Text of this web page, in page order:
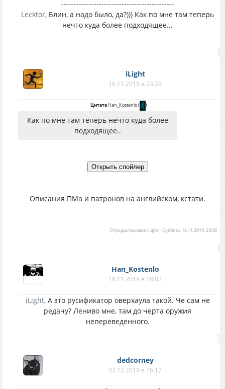
---------------------------------------------
Lecktor, Блин, а надо было, да?))) Как по мне там теперь
нечто куда более подходящее...
iLight
16.11.2019 в 23:29
ЦитатаHan_Kostenlo( )
Как по мне там теперь нечто куда более
подходящее..
Описания ПМа и патронов на английском, кстати.
Отредактировал iLight-Суббота, 16.11.2019, 23:38
Han_Kostenlo
18.11.2019 в 18:03
iLight, А это русификатор оверхаула такой. Че сам не
редачу? Лениво мне, там до черта оружия
непереведенного.
dedcorney
02.12.2019 в 16:17